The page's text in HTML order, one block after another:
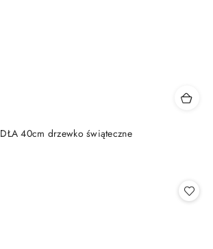
40cm drzewko świąteczne